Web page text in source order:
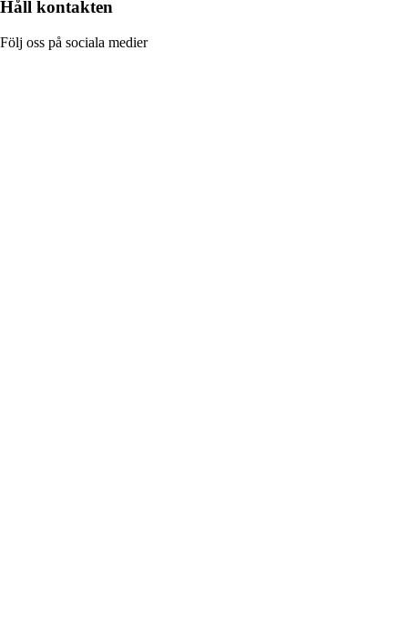
Håll kontakten
Följ oss på sociala medier